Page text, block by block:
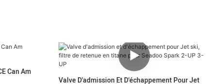
Can Am
Valve D'admission Et D'échappement Pour Jet